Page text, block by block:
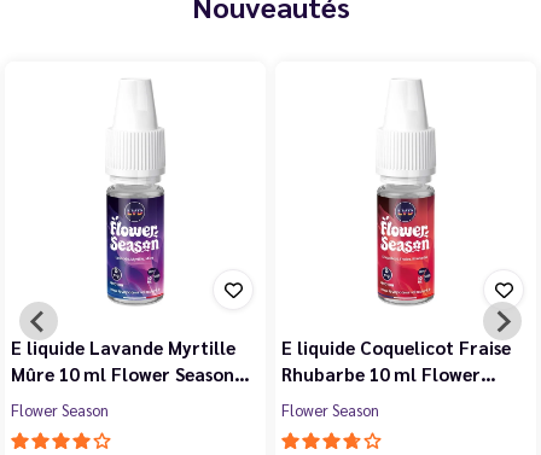
E liquide Violette Cerise
Noire Cassis 10 ml Flower…
Flower Season
E liquide Jasmin Pêche
Blanche Abricot 10 ml…
Flower Season